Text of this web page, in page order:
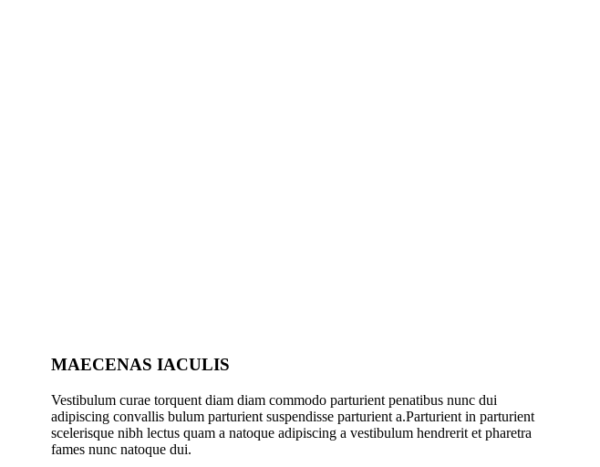
MAECENAS IACULIS
Vestibulum curae torquent diam diam commodo parturient penatibus nunc dui
adipiscing convallis bulum parturient suspendisse parturient a.Parturient in parturient
scelerisque nibh lectus quam a natoque adipiscing a vestibulum hendrerit et pharetra
fames nunc natoque dui.